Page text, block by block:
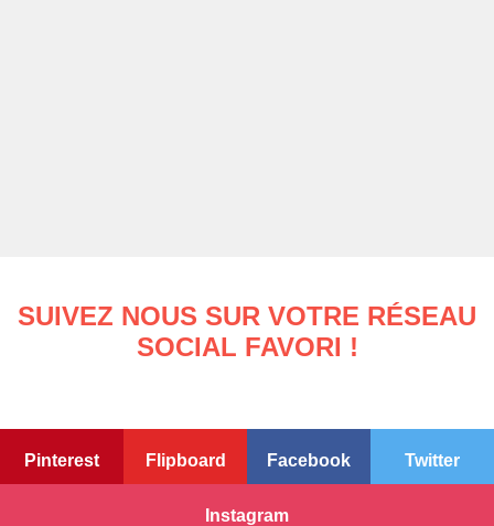
SUIVEZ NOUS SUR VOTRE RÉSEAU
SOCIAL FAVORI !
Pinterest Flipboard Facebook Twitter
Instagram